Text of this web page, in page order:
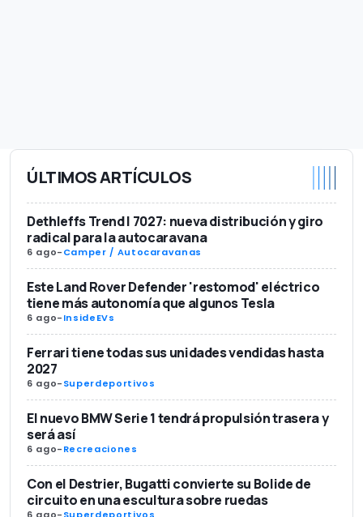
ÚLTIMOS ARTÍCULOS
Dethleffs Trend I 7027: nueva distribución y giro
radical para la autocaravana
6 ago-Camper / Autocaravanas
Este Land Rover Defender 'restomod' eléctrico
tiene más autonomía que algunos Tesla
6 ago-InsideEVs
Ferrari tiene todas sus unidades vendidas hasta
2027
6 ago-Superdeportivos
El nuevo BMW Serie 1 tendrá propulsión trasera y
será así
6 ago-Recreaciones
Con el Destrier, Bugatti convierte su Bolide de
circuito en una escultura sobre ruedas
6 ago-Superdeportivos